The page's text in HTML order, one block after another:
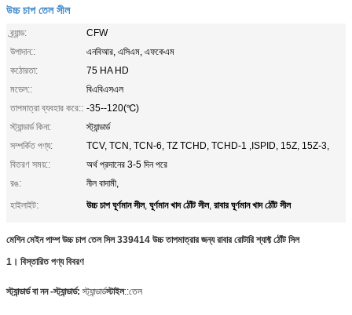
উচ্চ চাপ তেল সীল
ব্র্যান্ড:
CFW
উপাদান::
এনবিআর, এসিএম, এফকেএম
কঠোরতা:
75 HA HD
মডেল::
বিএবিএসএল
তাপমাত্রা ব্যবহার করে:: -35--120(℃)
স্ট্যান্ডার্ড কিনা:
স্ট্যান্ডার্ড
সম্পর্কিত পণ্য:
TCV, TCN, TCN-6, TZ TCHD, TCHD-1 ,ISPID, 15Z, 15Z-3,
বিতরণ সময়::
অর্থ প্রদানের 3-5 দিন পরে
রঙ:
নীল বাদামী,
হাইলাইট:
উচ্চ চাপ ঘূর্ণমান সীল, ঘূর্ণমান খাদ ঠোঁট সীল, রাবার ঘূর্ণমান খাদ ঠোঁট সীল
মেশিন মেইন পাম্প উচ্চ চাপ তেল সিল 339414 উচ্চ তাপমাত্রার জন্য রাবার রোটারি শ্যাফ্ট ঠোঁট সিল
1। বিস্তারিত পণ্য বিবরণ
স্ট্যান্ডার্ড বা নন -স্ট্যান্ডার্ড: স্ট্যান্ডার্ডস্টাইল::তেল